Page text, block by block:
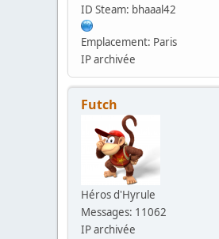
ID Steam: bhaaal42
Emplacement: Paris
IP archivée
Futch
Héros d'Hyrule
Messages: 11062
IP archivée